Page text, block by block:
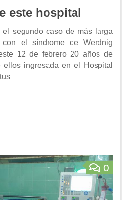
este hospital
el segundo caso de más larga
el síndrome de Werdnig
12 de febrero 20 años de
ingresada en el Hospital
0